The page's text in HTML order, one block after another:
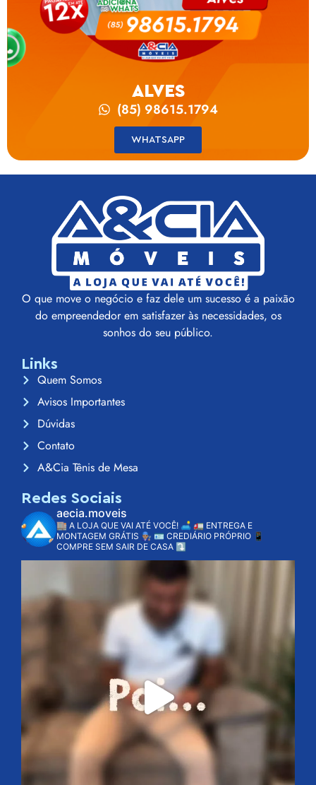
ALVES
(85) 98615.1794
WHATSAPP
O que move o negócio e faz dele um sucesso é a paixão
do empreendedor em satisfazer às necessidades, os
sonhos do seu público.
Links
Quem Somos
Avisos Importantes
Dúvidas
Contato
A&Cia Tênis de Mesa
Redes Sociais
aecia.moveis
🏬 A LOJA QUE VAI ATÉ VOCÊ! 🛋️ 🚛 ENTREGA E
MONTAGEM GRÁTIS 👨🏽‍🔧 🪪 CREDIÁRIO PRÓPRIO 📱
COMPRE SEM SAIR DE CASA ⤵️